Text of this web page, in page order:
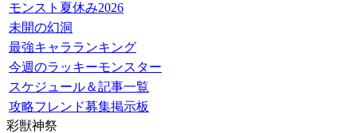
モンスト夏休み2026
未開の幻洞
最強キャラランキング
今週のラッキーモンスター
スケジュール＆記事一覧
攻略フレンド募集掲示板
彩獣神祭